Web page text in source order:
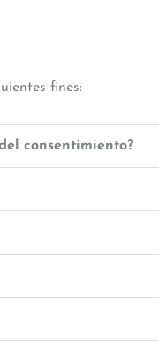
fines:
consentimiento?